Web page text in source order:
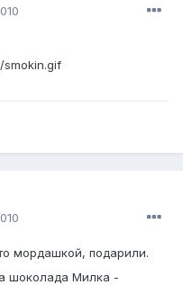
smokin.gif
мордашкой, подарили.
шоколада Милка -